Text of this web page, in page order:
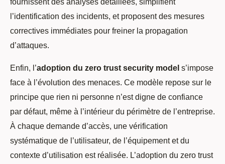
l’identification des incidents, et proposent des mesures
correctives immédiates pour freiner la propagation
d’attaques.
Enfin, l’adoption du zero trust security model s’impose
face à l’évolution des menaces. Ce modèle repose sur le
principe que rien ni personne n’est digne de confiance
par défaut, même à l’intérieur du périmètre de l’entreprise.
À chaque demande d’accès, une vérification
systématique de l’utilisateur, de l’équipement et du
contexte d’utilisation est réalisée. L’adoption du zero trust